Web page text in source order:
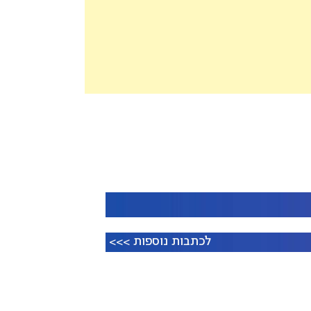
לכתבות נוספות >>>